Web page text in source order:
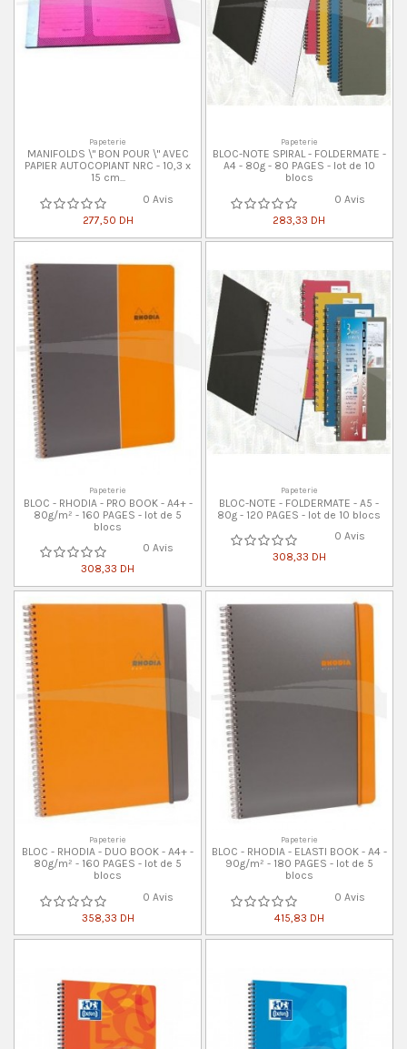
Papeterie
MANIFOLDS \" BON POUR \" AVEC
PAPIER AUTOCOPIANT NRC - 10,3 x
15 cm...
0 Avis
277,50 DH
Papeterie
BLOC-NOTE SPIRAL - FOLDERMATE -
A4 - 80g - 80 PAGES - lot de 10
blocs
0 Avis
283,33 DH
Papeterie
BLOC - RHODIA - PRO BOOK - A4+ -
80g/m² - 160 PAGES - lot de 5
blocs
0 Avis
308,33 DH
Papeterie
BLOC-NOTE - FOLDERMATE - A5 -
80g - 120 PAGES - lot de 10 blocs
0 Avis
308,33 DH
Papeterie
BLOC - RHODIA - DUO BOOK - A4+ -
80g/m² - 160 PAGES - lot de 5
blocs
0 Avis
358,33 DH
Papeterie
BLOC - RHODIA - ELASTI BOOK - A4 -
90g/m² - 180 PAGES - lot de 5
blocs
0 Avis
415,83 DH